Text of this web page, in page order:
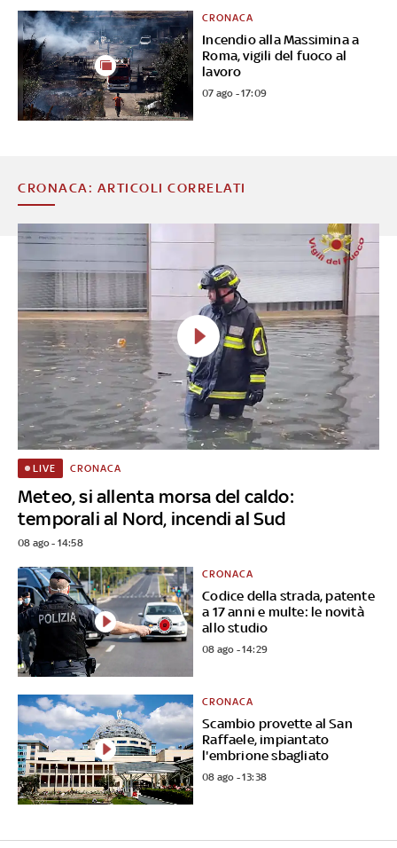
Incendio alla Massimina a
Roma, vigili del fuoco al
lavoro
CRONACA
07 ago - 17:09
CRONACA: ARTICOLI CORRELATI
Meteo, si allenta morsa del caldo:
temporali al Nord, incendi al Sud
LIVE CRONACA
08 ago - 14:58
Codice della strada, patente
a 17 anni e multe: le novità
allo studio
CRONACA
08 ago - 14:29
Scambio provette al San
Raffaele, impiantato
l'embrione sbagliato
CRONACA
08 ago - 13:38